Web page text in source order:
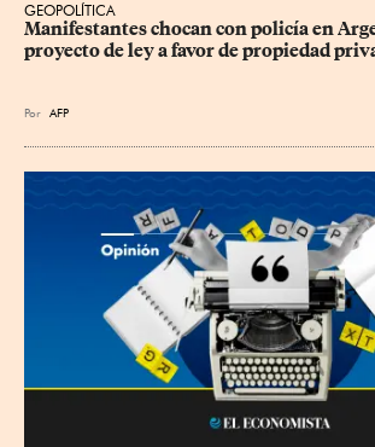
GEOPOLÍTICA
Manifestantes chocan con policía en
proyecto de ley a favor de propiedad
Por AFP